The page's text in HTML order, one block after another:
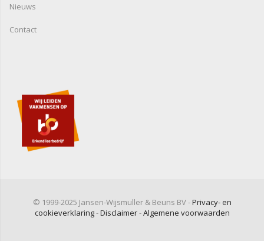
Nieuws
Contact
© 1999-2025 Jansen-Wijsmuller & Beuns BV -Privacy- en
cookieverklaring-Disclaimer-Algemene voorwaarden